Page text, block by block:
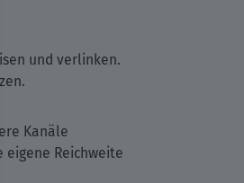
und verlinken.
Kanäle
Reichweite